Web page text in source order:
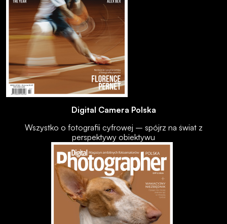
Digital Camera Polska
Wszystko o fotografii cyfrowej – spójrz na świat z
perspektywy obiektywu